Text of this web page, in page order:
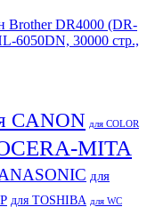
CANON для COLOR
MITA
для
для TOSHIBA для WC